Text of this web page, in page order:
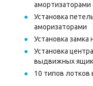
амортизаторами
Установка
аморизаторами
Установка
Установка
выдвижных
10 типов